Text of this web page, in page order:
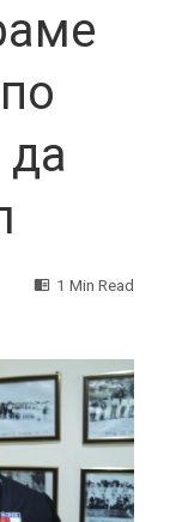
да
1 Min Read